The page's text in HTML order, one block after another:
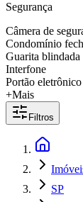
Segurança
Câmera de
Condomínio
Guarita blindada
Interfone
Portão eletrônico
+Mais
Filtros
SP